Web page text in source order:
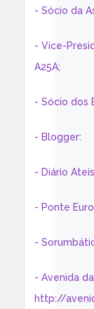
- Sócio da
- Vice-
A25A;
- Sócio dos
- Blogger:
- Diário
- Ponte
-
- Avenida
http://